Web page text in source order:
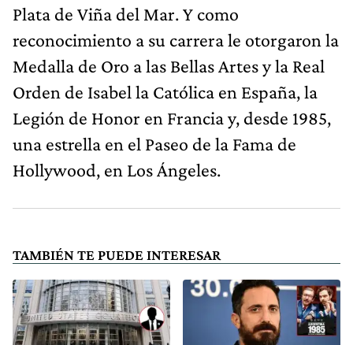
Plata de Viña del Mar. Y como
reconocimiento a su carrera le otorgaron la
Medalla de Oro a las Bellas Artes y la Real
Orden de Isabel la Católica en España, la
Legión de Honor en Francia y, desde 1985,
una estrella en el Paseo de la Fama de
Hollywood, en Los Ángeles.
TAMBIÉN TE PUEDE INTERESAR